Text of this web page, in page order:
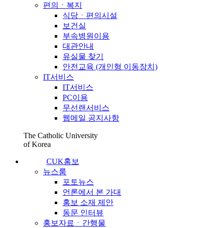
편의ㆍ복지
식당ㆍ편의시설
보건실
부속병원이용
대관안내
유실물 찾기
안전교육 (개인형 이동장치)
IT서비스
IT서비스
PC이용
무선랜서비스
웹메일 공지사항
The Catholic University
of Korea
CUK홍보
뉴스룸
포토뉴스
언론에서 본 가대
홍보 소재 제안
동문 인터뷰
홍보자료ㆍ간행물